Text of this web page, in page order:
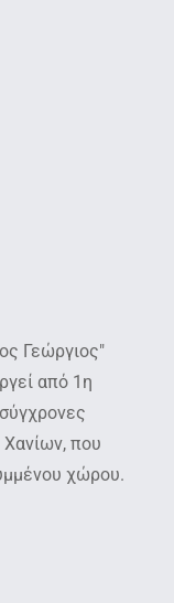
Γεώργιος"
από 1η
Χανίων, που
χώρου.